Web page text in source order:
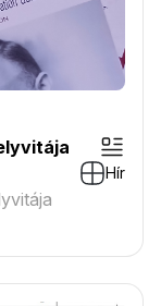
Hír